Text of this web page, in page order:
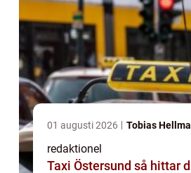
01 augusti 2026 Tobias
redaktionel
Taxi Östersund så hittar du trygg och